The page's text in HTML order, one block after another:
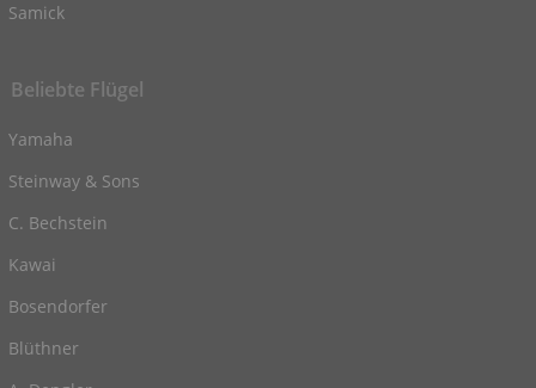
Samick
Beliebte Flügel
Yamaha
Steinway & Sons
C. Bechstein
Kawai
Bosendorfer
Blüthner